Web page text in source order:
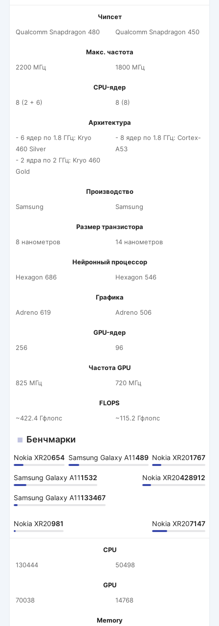
Чипсет
Qualcomm Snapdragon 480
Qualcomm Snapdragon 450
Макс. частота
2200 МГц
1800 МГц
CPU-ядер
8 (2 + 6)
8 (8)
Архитектура
- 6 ядер по 1.8 ГГц: Kryo
460 Silver
- 2 ядра по 2 ГГц: Kryo 460
Gold
- 8 ядер по 1.8 ГГц: Cortex-
A53
Производство
Samsung
Samsung
Размер транзистора
8 нанометров
14 нанометров
Нейронный процессор
Hexagon 686
Hexagon 546
Графика
Adreno 619
Adreno 506
GPU-ядер
256
96
Частота GPU
825 МГц
720 МГц
FLOPS
~422.4 Гфлопс
~115.2 Гфлопс
Бенчмарки
Nokia XR20654 Samsung Galaxy A11489 Nokia XR201767
Samsung Galaxy A111532 Nokia XR20428912
Samsung Galaxy A11133467
Nokia XR20981 Nokia XR207147
CPU
130444
50498
GPU
70038
14768
Memory